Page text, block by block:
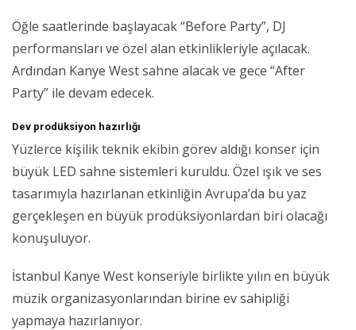
Öğle saatlerinde başlayacak “Before Party”, DJ
performansları ve özel alan etkinlikleriyle açılacak.
Ardından Kanye West sahne alacak ve gece “After
Party” ile devam edecek.
Dev prodüksiyon hazırlığı
Yüzlerce kişilik teknik ekibin görev aldığı konser için
büyük LED sahne sistemleri kuruldu. Özel ışık ve ses
tasarımıyla hazırlanan etkinliğin Avrupa’da bu yaz
gerçekleşen en büyük prodüksiyonlardan biri olacağı
konuşuluyor.
İstanbul Kanye West konseriyle birlikte yılın en büyük
müzik organizasyonlarından birine ev sahipliği
yapmaya hazırlanıyor.